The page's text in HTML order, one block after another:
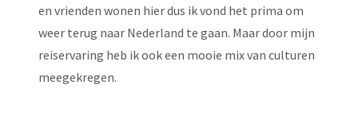
en vrienden wonen hier dus ik vond het prima om
weer terug naar Nederland te gaan. Maar door mijn
reiservaring heb ik ook een mooie mix van culturen
meegekregen.